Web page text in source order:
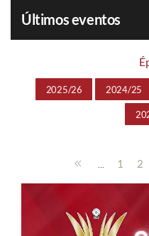
Últimos eventos
2025/26 2024/25
... 1 2